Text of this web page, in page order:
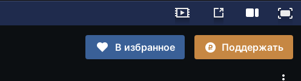
В избранное
Поддержать